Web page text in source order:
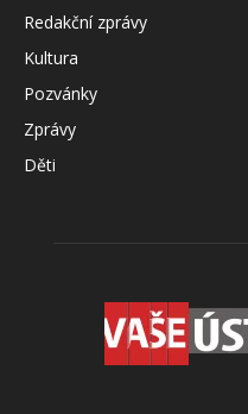
Redakční zprávy
Kultura
Pozvánky
Zprávy
Děti